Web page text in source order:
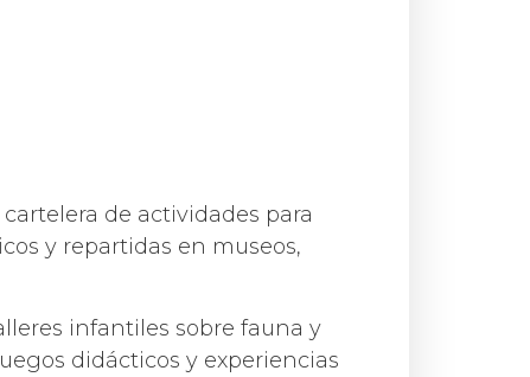
de actividades para
y repartidas en museos,
infantiles sobre fauna y
didácticos y experiencias